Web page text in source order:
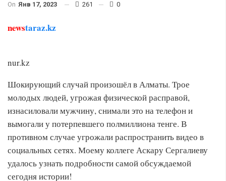
On Янв 17, 2023 261 0
newstaraz.kz
nur.kz
Шокирующий случай произошёл в Алматы. Трое
молодых людей, угрожая физической расправой,
изнасиловали мужчину, снимали это на телефон и
вымогали у потерпевшего полмиллиона тенге. В
противном случае угрожали распространить видео в
социальных сетях. Моему коллеге Аскару Сергалиеву
удалось узнать подробности самой обсуждаемой
сегодня истории!